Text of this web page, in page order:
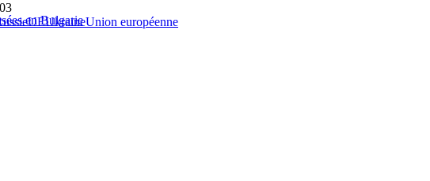
en Bulgarie
UEUkraineUnion européenne